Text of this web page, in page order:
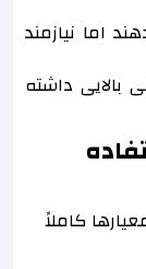
اما نیازمند
بالایی داشته
کاملاً